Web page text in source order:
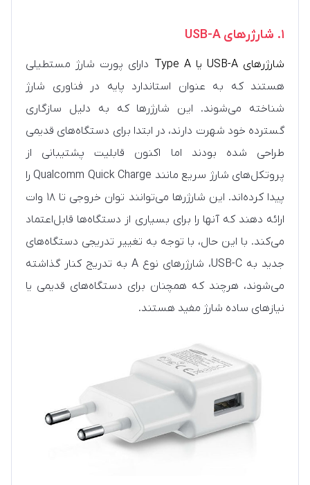
۱. شارژرهای USB-A
شارژرهای USB-A یا Type A
دارای پورت شارژ مستطیلی
هستند که به عنوان استاندارد پایه در فناوری شارژ
شناخته می‌شوند. این شارژرها که به دلیل سازگاری
گسترده خود شهرت دارند، در ابتدا برای دستگاه‌های قدیمی
طراحی شده بودند اما اکنون قابلیت پشتیبانی از
پروتکل‌های شارژ سریع مانند Qualcomm Quick Charge را
پیدا کرده‌اند. این شارژرها می‌توانند توان خروجی تا ۱۸ وات
ارائه دهند که آنها را برای بسیاری از دستگاه‌ها قابل‌اعتماد
می‌کند. با این حال، با توجه به تغییر تدریجی دستگاه‌های
جدید به USB-C، شارژرهای نوع A به تدریج کنار گذاشته
می‌شوند، هرچند که همچنان برای دستگاه‌های قدیمی یا
نیازهای ساده شارژ مفید هستند.